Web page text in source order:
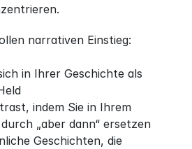
narrativen Einstieg:
in Ihrer Geschichte als
indem Sie in Ihrem
„aber dann“ ersetzen
Geschichten, die